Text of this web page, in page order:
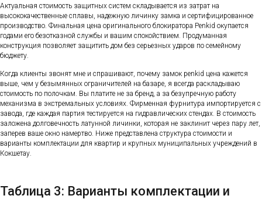
Актуальная стоимость защитных систем складывается из затрат на
высококачественные сплавы, надежную личинку замка и сертифицированное
производство. Финальная цена оригинального блокиратора Penkid окупается
годами его безотказной службы и вашим спокойствием. Продуманная
конструкция позволяет защитить дом без серьезных ударов по семейному
бюджету.
Когда клиенты звонят мне и спрашивают, почему замок penkid цена кажется
выше, чем у безымянных ограничителей на базаре, я всегда раскладываю
стоимость по полочкам. Вы платите не за бренд, а за безупречную работу
механизма в экстремальных условиях. Фирменная фурнитура импортируется с
завода, где каждая партия тестируется на гидравлических стендах. В стоимость
заложена долговечность латунной личинки, которая не заклинит через пару лет,
заперев ваше окно намертво. Ниже представлена структура стоимости и
варианты комплектации для квартир и крупных муниципальных учреждений в
Кокшетау.
Таблица 3: Варианты комплектации и